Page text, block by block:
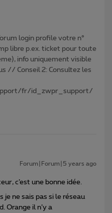
login profile votre n°
libre p.ex. ticket pour toute
info uniquement visible
// Conseil 2: Consultez les
fr/id_zwpr_support/
Forum|Forum|5 years ago
c’est une bonne idée.
je ne sais pas si le réseau
Orange il n’y a